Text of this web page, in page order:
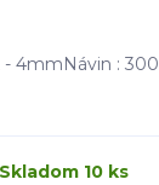
- 4mmNávin :
Skladom 10 ks